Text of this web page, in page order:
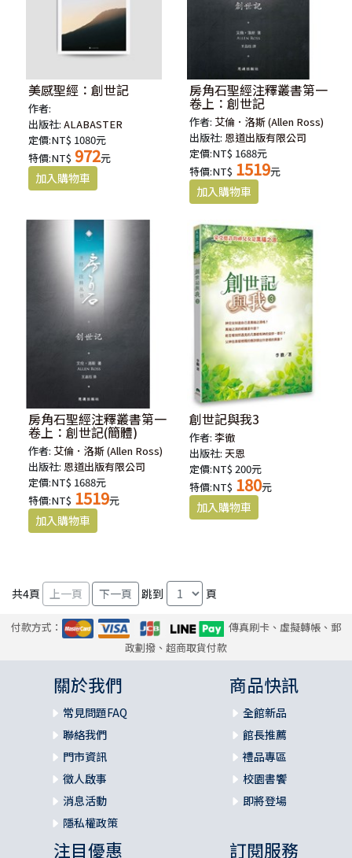
美感聖經：創世記
作者:
出版社:ALABASTER
定價:NT$ 1080元
特價:NT$ 972元
房角石聖經注釋叢書第一
卷上：創世記
作者: 艾倫．洛斯 (Allen Ross)
出版社: 恩道出版有限公司
定價:NT$ 1688元
特價:NT$ 1519元
房角石聖經注釋叢書第一
卷上：創世記(簡體)
作者: 艾倫．洛斯 (Allen Ross)
出版社: 恩道出版有限公司
定價:NT$ 1688元
特價:NT$ 1519元
創世記與我3
作者:李徹
出版社:天恩
定價:NT$ 200元
特價:NT$ 180元
共4頁 跳到 頁
付款方式：
傳真刷卡、虛擬轉帳、郵
政劃撥、超商取貨付款
關於我們
常見問題FAQ
聯絡我們
門市資訊
徵人啟事
消息活動
隱私權政策
商品快訊
全館新品
館長推薦
禮品專區
校園書饗
即將登場
注目優惠 訂閱服務